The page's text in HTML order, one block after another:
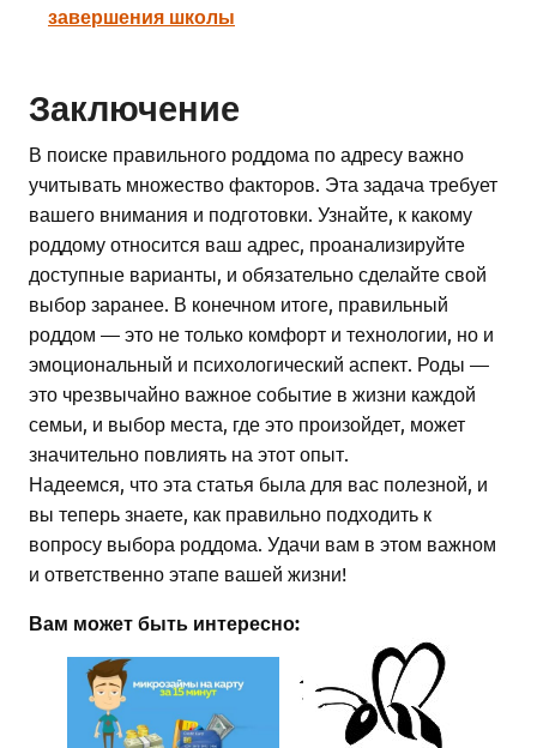
завершения школы
Заключение
В поиске правильного роддома по адресу важно
учитывать множество факторов. Эта задача требует
вашего внимания и подготовки. Узнайте, к какому
роддому относится ваш адрес, проанализируйте
доступные варианты, и обязательно сделайте свой
выбор заранее. В конечном итоге, правильный
роддом — это не только комфорт и технологии, но и
эмоциональный и психологический аспект. Роды —
это чрезвычайно важное событие в жизни каждой
семьи, и выбор места, где это произойдет, может
значительно повлиять на этот опыт.
Надеемся, что эта статья была для вас полезной, и
вы теперь знаете, как правильно подходить к
вопросу выбора роддома. Удачи вам в этом важном
и ответственно этапе вашей жизни!
Вам может быть интересно: